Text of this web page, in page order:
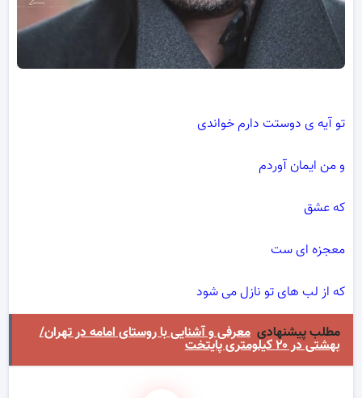
تو آیه ی دوستت دارم خواندی
و من ایمان آوردم
که عشق
معجزه ای ست
که از لب های تو نازل می شود
مطلب پیشنهادی معرفی و آشنایی با روستای امامه در تهران/
بهشتی در ۲۰ کیلومتری پایتخت